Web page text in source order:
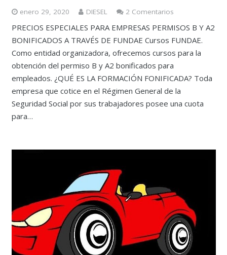
enero 29, 2020 DIESEL 2 Comentarios
PRECIOS ESPECIALES PARA EMPRESAS PERMISOS B Y A2
BONIFICADOS A TRAVÉS DE FUNDAE Cursos FUNDAE.
Como entidad organizadora, ofrecemos cursos para la
obtención del permiso B y A2 bonificados para
empleados. ¿QUÉ ES LA FORMACIÓN FONIFICADA? Toda
empresa que cotice en el Régimen General de la
Seguridad Social por sus trabajadores posee una cuota
para…